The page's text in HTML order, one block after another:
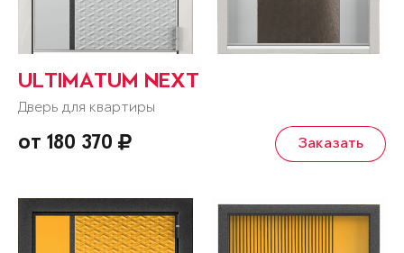
ULTIMATUM NEXT
Дверь для квартиры
от 180 370 Заказать